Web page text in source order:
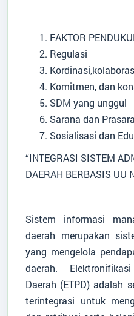
FAKTOR
Regulasi
Komitmen, dan
SDM yang unggul
Sarana dan
Sosialisasi dan
“INTEGRASI SISTEM
DAERAH BERBASIS UU
Sistem informasi
daerah merupakan
yang mengelola
daerah.
Daerah (ETPD) adalah
terintegrasi untuk